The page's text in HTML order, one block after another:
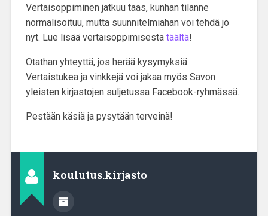
Vertaisoppiminen jatkuu taas, kunhan tilanne
normalisoituu, mutta suunnitelmiahan voi tehdä jo
nyt. Lue lisää vertaisoppimisesta täältä!
Otathan yhteyttä, jos herää kysymyksiä.
Vertaistukea ja vinkkejä voi jakaa myös Savon
yleisten kirjastojen suljetussa Facebook-ryhmässä.
Pestään käsiä ja pysytään terveinä!
koulutus.kirjasto